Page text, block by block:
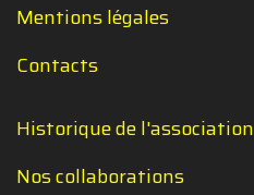
Mentions légales
Contacts
Historique de l'association
Nos collaborations